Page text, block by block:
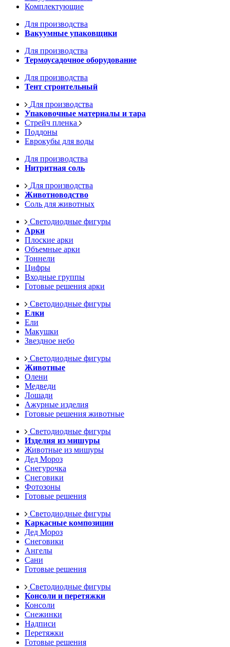
Комплектующие
Для производства
Вакуумные упаковщики
Для производства
Термоусадочное оборудование
Для производства
Тент строительный
Для производства
Упаковочные материалы и тара
Стрейч пленка
Поддоны
Еврокубы для воды
Для производства
Нитритная соль
Для производства
Животноводство
Соль для животных
Светодиодные фигуры
Арки
Плоские арки
Объемные арки
Тоннели
Цифры
Входные группы
Готовые решения арки
Светодиодные фигуры
Елки
Ели
Макушки
Звездное небо
Светодиодные фигуры
Животные
Олени
Медведи
Лошади
Ажурные изделия
Готовые решения животные
Светодиодные фигуры
Изделия из мишуры
Животные из мишуры
Дед Мороз
Снегурочка
Снеговики
Фотозоны
Готовые решения
Светодиодные фигуры
Каркасные композиции
Дед Мороз
Снеговики
Ангелы
Сани
Готовые решения
Светодиодные фигуры
Консоли и перетяжки
Консоли
Снежинки
Надписи
Перетяжки
Готовые решения